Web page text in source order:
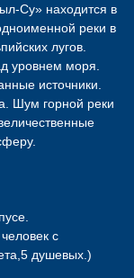
Су» находится в
реки в
лугов.
уровнем моря.
источники.
Шум горной реки
с
душевых.)